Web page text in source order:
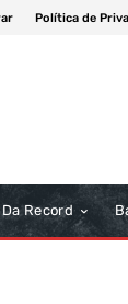
Política de
Record